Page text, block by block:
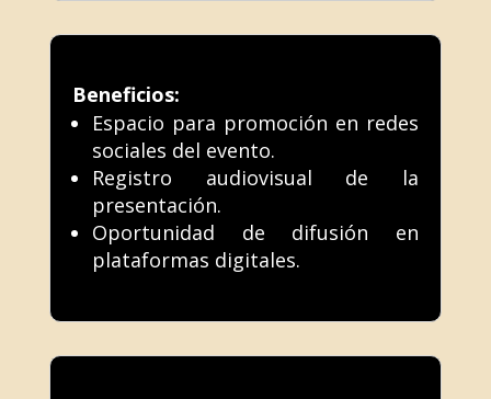
Beneficios:
Espacio para promoción en redes
sociales del evento.
Registro audiovisual de la
presentación.
Oportunidad de difusión en
plataformas digitales.